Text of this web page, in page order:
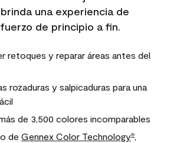
una experiencia de
de principio a fin.
retoques y reparar áreas antes del
rozaduras y salpicaduras para una
de 3,500 colores incomparables
de Gennex Color Technology®,